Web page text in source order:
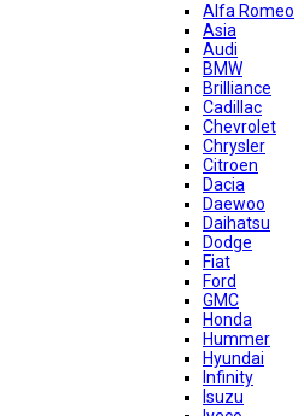
Alfa Romeo
Asia
Audi
BMW
Brilliance
Cadillac
Chevrolet
Chrysler
Citroen
Dacia
Daewoo
Daihatsu
Dodge
Fiat
Ford
GMC
Honda
Hummer
Hyundai
Infinity
Isuzu